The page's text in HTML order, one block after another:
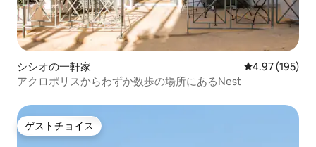
シシオの一軒家 レビュー195
4.97 (195)
アクロポリスからわずか数歩の場所にあるNest
ゲストチョイス
ゲストチョイス